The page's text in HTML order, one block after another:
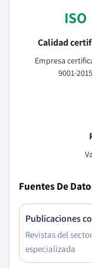
ISO
Calidad
Empresa
9001-2015
Fuentes De
Publicaciones
Revistas del
especializada